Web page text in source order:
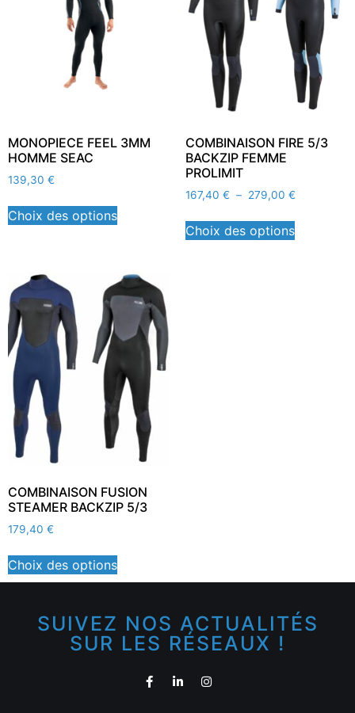
MONOPIECE FEEL 3MM
HOMME SEAC
139,30 €
Choix des options
COMBINAISON FIRE 5/3
BACKZIP FEMME
PROLIMIT
167,40 € – 279,00 €
Choix des options
COMBINAISON FUSION
STEAMER BACKZIP 5/3
179,40 €
Choix des options
SUIVEZ NOS ACTUALITÉS
SUR LES RÉSEAUX !